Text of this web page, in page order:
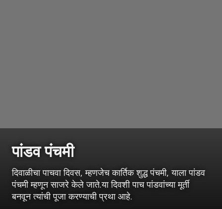
पांडव पंचमी
दिवाळीचा पाचवा दिवस, म्हणजेच कार्तिक शुद्ध पंचमी, याला पांडव
पंचमी म्हणून साजरे केले जाते.या दिवशी पाच पांडवांच्या मूर्ती
बनवून त्यांची पूजा करण्याची प्रथा आहे.